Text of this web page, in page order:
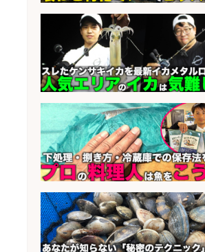
会社名 メガバス株式会社
sponsored by 求
さらに求人情報を見る